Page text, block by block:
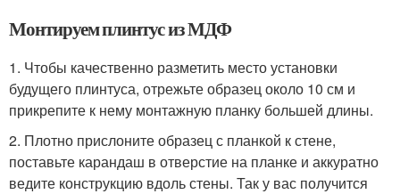
Монтируем плинтус из МДФ
1. Чтобы качественно разметить место установки
будущего плинтуса, отрежьте образец около 10 см и
прикрепите к нему монтажную планку большей длины.
2. Плотно прислоните образец с планкой к стене,
поставьте карандаш в отверстие на планке и аккуратно
ведите конструкцию вдоль стены. Так у вас получится